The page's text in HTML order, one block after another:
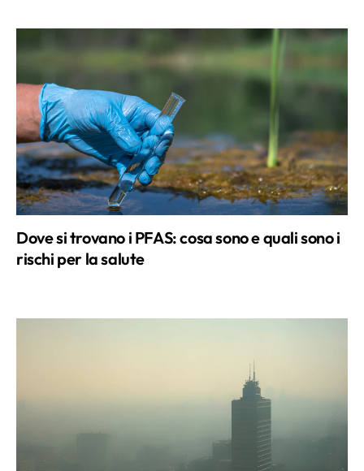
Dove si trovano i PFAS: cosa sono e quali sono i
rischi per la salute